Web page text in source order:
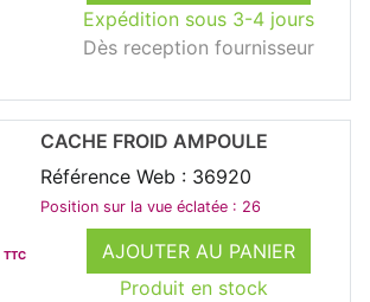
Expédition sous 3-4 jours
Dès reception fournisseur
TTC
AJOUTER AU PANIER
Produit en stock
CACHE FROID AMPOULE
Référence Web : 36920
Position sur la vue éclatée : 26